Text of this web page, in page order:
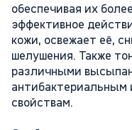
обеспечивая их
эффективное
кожи, освежает её,
шелушения. Также
различными
антибактериальным
свойствам.